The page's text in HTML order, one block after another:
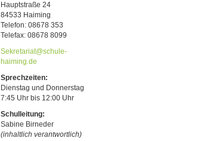
Hauptstraße 24
84533 Haiming
Telefon: 08678 353
Telefax: 08678 8099
Sekretariat@schule-
haiming.de
Sprechzeiten:
Dienstag und Donnerstag
7:45 Uhr bis 12:00 Uhr
Schulleitung:
Sabine Birneder
(inhaltlich verantwortlich)